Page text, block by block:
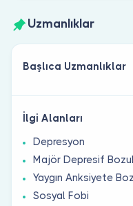
Uzmanlıklar
Başlıca Uzmanlıklar
İlgi Alanları
Depresyon
Majör Depresif
Yaygın Anksiyete
Sosyal Fobi